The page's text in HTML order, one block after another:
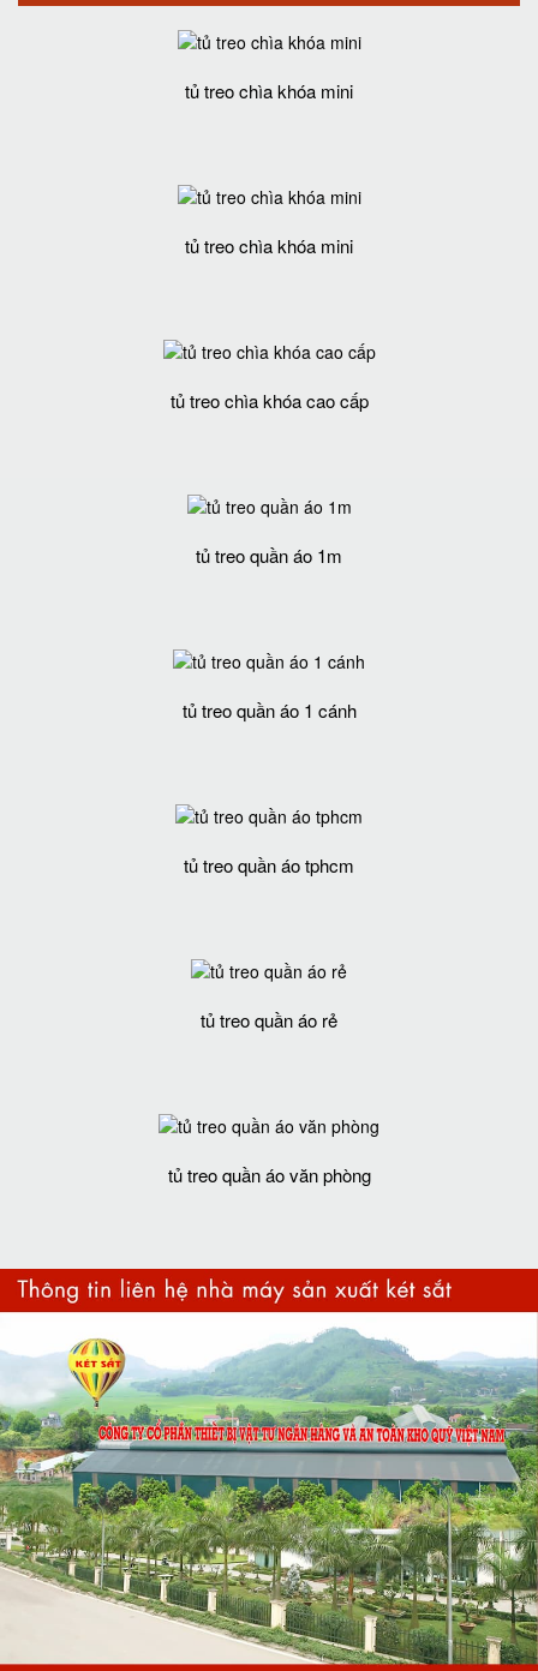
tủ treo chìa khóa mini
tủ treo chìa khóa mini
tủ treo chìa khóa cao cấp
tủ treo quần áo 1m
tủ treo quần áo 1 cánh
tủ treo quần áo tphcm
tủ treo quần áo rẻ
tủ treo quần áo văn phòng